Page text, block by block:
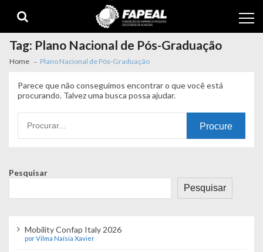
navigation
content
Tag: Plano Nacional de Pós-Graduação
Home Plano Nacional de Pós-Graduação
Parece que não conseguimos encontrar o que você está
procurando. Talvez uma busca possa ajudar.
por:
Pesquisar
Pesquisar
Mobility Confap Italy 2026
por Vilma Naísia Xavier